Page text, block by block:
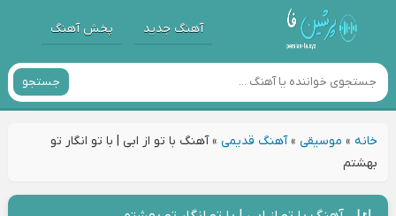
آهنگ جدید پخش آهنگ
جستجو
خانه» موسیقی»آهنگ قدیمی»آهنگ با تو از ابی | با تو انگار تو
بهشتم